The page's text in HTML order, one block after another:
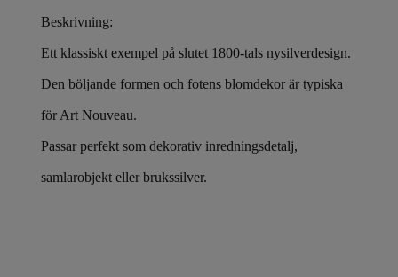
Beskrivning:
Ett klassiskt exempel på slutet 1800-tals nysilverdesign.
Den böljande formen och fotens blomdekor är typiska
för Art Nouveau.
Passar perfekt som dekorativ inredningsdetalj,
samlarobjekt eller brukssilver.